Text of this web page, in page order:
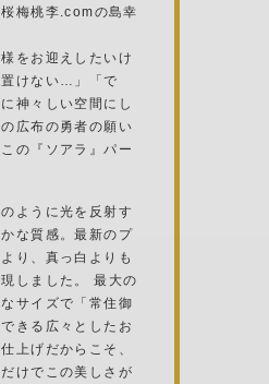
梅桃李.comの島幸
をお迎えしたいけ
けない…」「で
神々しい空間にし
広布の勇者の願い
の『ソアラ』パー
ように光を反射す
な質感。最新のプ
り、真っ白よりも
しました。 最大の
サイズで「常住御
きる広々としたお
上げだからこそ、
けでこの美しさが